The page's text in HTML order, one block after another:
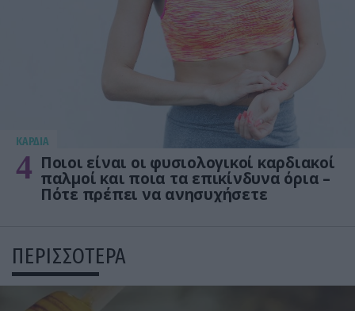
KΑΡΔΙΑ
4 Ποιοι είναι οι φυσιολογικοί καρδιακοί
παλμοί και ποια τα επικίνδυνα όρια –
Πότε πρέπει να ανησυχήσετε
ΠΕΡΙΣΣΟΤΕΡΑ